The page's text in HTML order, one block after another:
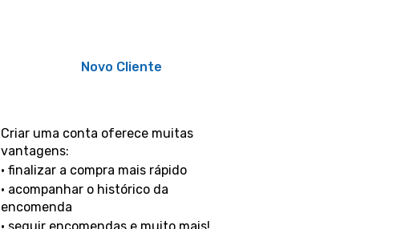
Novo Cliente
Criar uma conta oferece muitas
vantagens:
• finalizar a compra mais rápido
• acompanhar o histórico da
encomenda